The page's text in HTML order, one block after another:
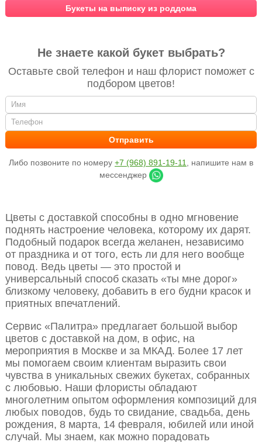
Букеты на выписку из роддома
Не знаете какой букет выбрать?
Оставьте свой телефон и наш флорист поможет с
подбором цветов!
Либо позвоните по номеру +7 (968) 891-19-11
, напишите нам в
мессенджер
Цветы с доставкой способны в одно мгновение
поднять настроение человека, которому их дарят.
Подобный подарок всегда желанен, независимо
от праздника и от того, есть ли для него вообще
повод. Ведь цветы — это простой и
универсальный способ сказать «ты мне дорог»
близкому человеку, добавить в его будни красок и
приятных впечатлений.
Сервис «Палитра» предлагает большой выбор
цветов с доставкой на дом, в офис, на
мероприятия в Москве и за МКАД. Более 17 лет
мы помогаем своим клиентам выразить свои
чувства в уникальных свежих букетах, собранных
с любовью. Наши флористы обладают
многолетним опытом оформления композиций для
любых поводов, будь то свидание, свадьба, день
рождения, 8 марта, 14 февраля, юбилей или иной
случай. Мы знаем, как можно порадовать